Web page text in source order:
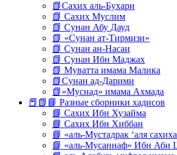
📗Сахих аль-Бухари
📗 Сахих Муслим
📗 Сунан Абу Дауд
📗 «Сунан ат-Тирмизи»
📗 Сунан ан-Насаи
📗 Сунан Ибн Маджах
📗 Муватта имама Малика
📗Сунан ад-Дарими
📗»Муснад» имама Ахмада
📕📗📘 Разные сборники хадисов
📘 Сахих Ибн Хузайма
📘 Сахих Ибн Хиббан
📘 «аль-Мустадрак ‘аля
📘 «аль-Мусаннаф» Ибн Аби